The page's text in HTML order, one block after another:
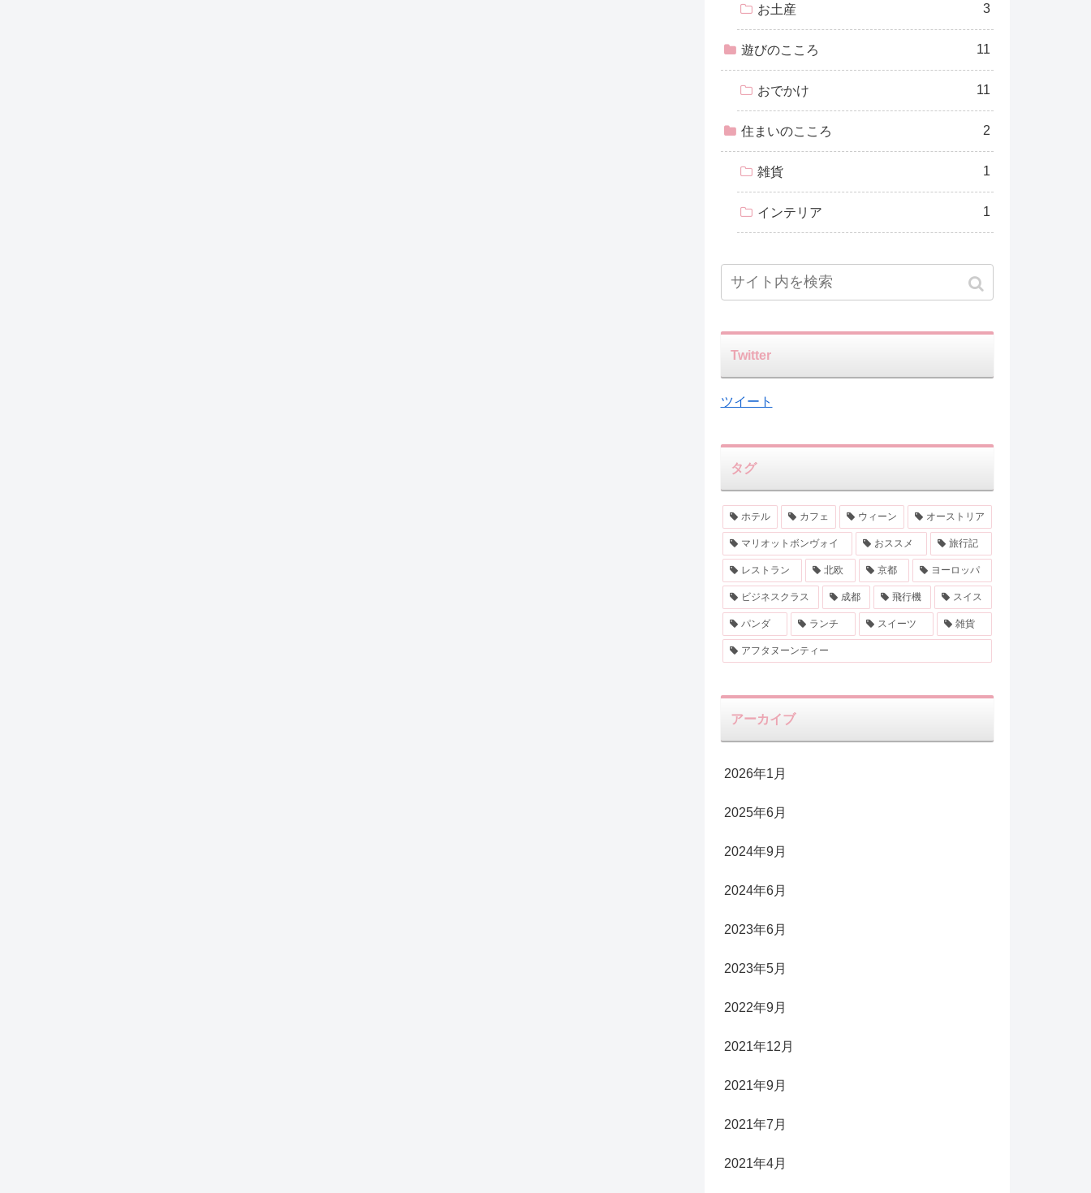
お土産 3
遊びのこころ 11
おでかけ 11
住まいのこころ 2
雑貨 1
インテリア 1
Twitter
ツイート
タグ
ホテル カフェ ウィーン オーストリア
マリオットボンヴォイ おススメ 旅行記
レストラン 北欧 京都 ヨーロッパ
ビジネスクラス 成都 飛行機 スイス
パンダ ランチ スイーツ 雑貨
アフタヌーンティー
アーカイブ
2026年1月
2025年6月
2024年9月
2024年6月
2023年6月
2023年5月
2022年9月
2021年12月
2021年9月
2021年7月
2021年4月